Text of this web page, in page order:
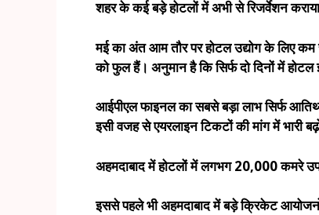
शहर के कई बड़े होटलों में अभी से रिजर्वेशन
मई का अंत आम तौर पर होटल उद्योग के लिए कम
को फुल हैं। अनुमान है कि सिर्फ दो दिनों में
आईपीएल फाइनल का सबसे बड़ा लाभ सिर्फ
इसी वजह से एयरलाइन टिकटों की मांग में भारी
अहमदाबाद में होटलों में लगभग 20,000 कमरे
इससे पहले भी अहमदाबाद में बड़े क्रिकेट